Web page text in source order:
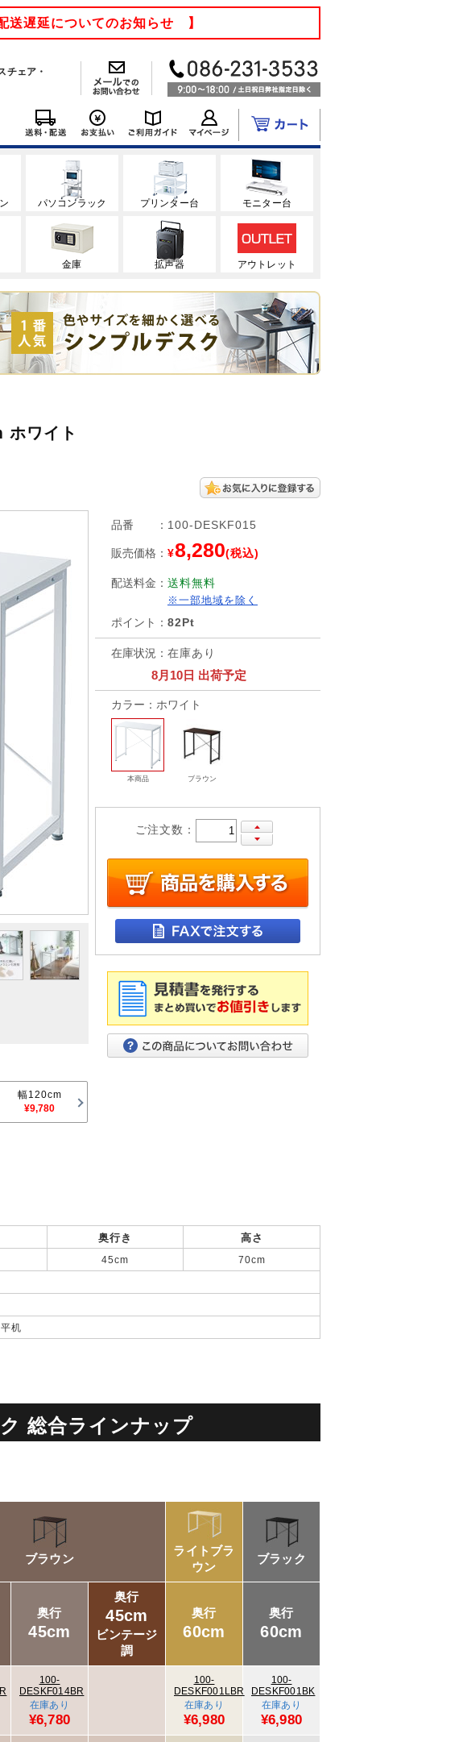
送遅延についてのお知らせ 】
チェア・
パソコンラック プリンター台 モニター台
金庫 拡声器 アウトレット
ホワイト
幅120cm
¥9,780
品番 ： 100-DESKF015
販売価格 ： ¥8,280(税込)
配送料金 ： 送料無料
※一部地域を除く
ポイント ： 82Pt
在庫状況 ： 在庫あり
8月10日 出荷予定
カラー：ホワイト
本商品 ブラウン
ご注文数：
奥行き 高さ
45cm 70cm
机
総合ラインナップ
ブラウン
ライトブラ
ウン
ブラック
奥行
45cm
奥行
45cm
ビンテージ
調
奥行
60cm
奥行
60cm
100-
DESKF014BR
在庫あり
¥6,780
100-
DESKF001LBR
在庫あり
¥6,980
100-
DESKF001BK
在庫あり
¥6,980